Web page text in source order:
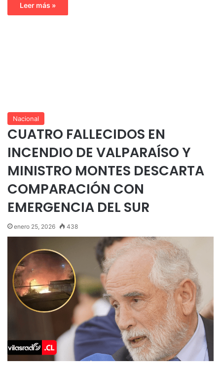
Leer más »
Nacional
CUATRO FALLECIDOS EN
INCENDIO DE VALPARAÍSO Y
MINISTRO MONTES DESCARTA
COMPARACIÓN CON
EMERGENCIA DEL SUR
enero 25, 2026 438